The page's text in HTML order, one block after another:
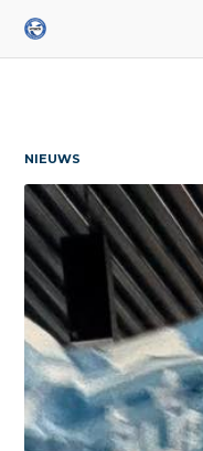
NIEUWS